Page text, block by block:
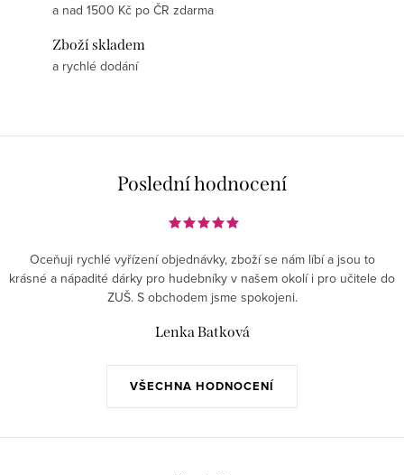
a nad 1500 Kč po ČR zdarma
Zboží skladem
a rychlé dodání
Poslední hodnocení
VŠECHNA HODNOCENÍ
Oceňuji rychlé vyřízení objednávky, zboží se nám líbí a jsou to
krásné a nápadité dárky pro hudebníky v našem okolí i pro učitele do
ZUŠ. S obchodem jsme spokojeni.
Lenka Batková